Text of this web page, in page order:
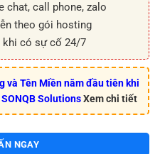
chat, call phone, zalo
theo gói hosting
khi có sự cố 24/7
và Tên Miền năm đầu tiên khi
SolutionsXem chi tiết
NGAY